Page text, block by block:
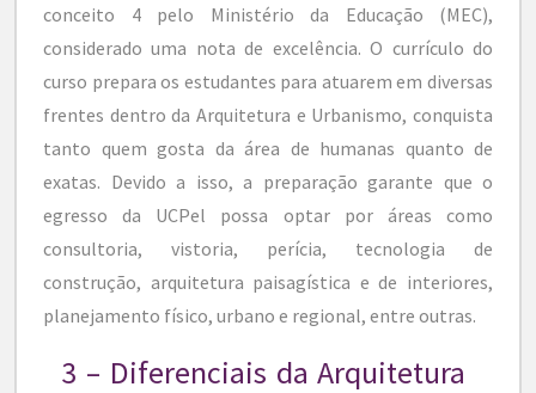
conceito 4 pelo Ministério da Educação (MEC),
considerado uma nota de excelência. O currículo do
curso prepara os estudantes para atuarem em diversas
frentes dentro da Arquitetura e Urbanismo, conquista
tanto quem gosta da área de humanas quanto de
exatas. Devido a isso, a preparação garante que o
egresso da UCPel possa optar por áreas como
consultoria, vistoria, perícia, tecnologia de
construção, arquitetura paisagística e de interiores,
planejamento físico, urbano e regional, entre outras.
3 – Diferenciais da Arquitetura